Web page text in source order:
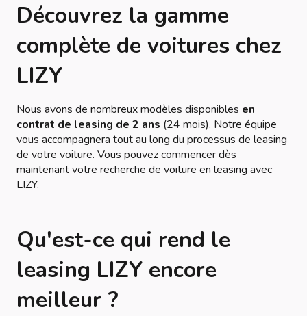
Découvrez la gamme
complète de voitures chez
LIZY
Nous avons de nombreux modèles disponibles en
contrat de leasing de 2 ans (24 mois). Notre équipe
vous accompagnera tout au long du processus de leasing
de votre voiture. Vous pouvez commencer dès
maintenant votre recherche de voiture en leasing avec
LIZY.
Qu'est-ce qui rend le
leasing LIZY encore
meilleur ?